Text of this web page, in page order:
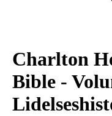
Charlton
Bible -